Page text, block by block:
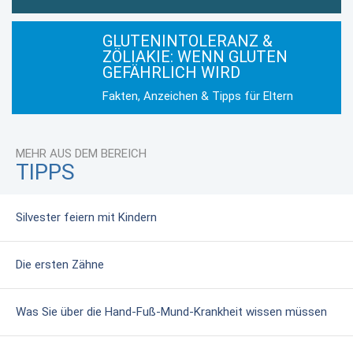
GLUTENINTOLERANZ &
ZÖLIAKIE: WENN GLUTEN
GEFÄHRLICH WIRD
Fakten, Anzeichen & Tipps für Eltern
MEHR AUS DEM BEREICH
TIPPS
Silvester feiern mit Kindern
Die ersten Zähne
Was Sie über die Hand-Fuß-Mund-Krankheit wissen müssen